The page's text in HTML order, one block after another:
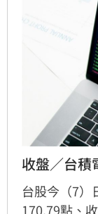
收盤／台積
台股今（7）
170.79點、